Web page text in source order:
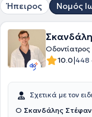
Ήπειρος Νομός
Οδοντίατρος
10.0|448
Σχετικά με τον
Ο Σκανδάλης